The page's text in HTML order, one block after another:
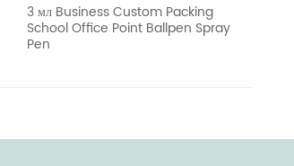
3 мл Business Custom Packing
School Office Point Ballpen Spray
Pen